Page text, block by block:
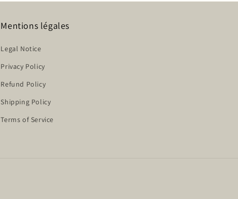
Mentions légales
Legal Notice
Privacy Policy
Refund Policy
Shipping Policy
Terms of Service